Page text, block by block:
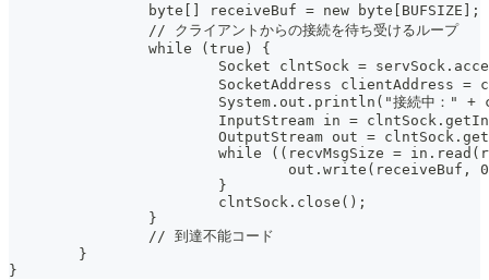
byte[] receiveBuf = new byte[BUFSIZE];
		// クライアントからの接続を待ち受けるループ
		while (true) {
Socket clntSock =
SocketAddress clientAddress
System.out.println("接続中："
InputStream in =
OutputStream out =
while ((recvMsgSize =
			}
			clntSock.close();
		}
		// 到達不能コード
	}
}